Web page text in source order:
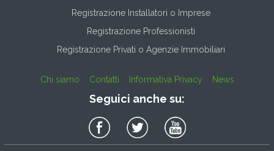
Registrazione Installatori o Imprese
Registrazione Professionisti
Registrazione Privati o Agenzie Immobiliari
Chi siamo Contatti Informativa Privacy News
Seguici anche su: